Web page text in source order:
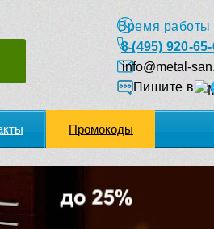
Время работы
8 (495) 920-
info@metal-
Пишите в
Промокоды